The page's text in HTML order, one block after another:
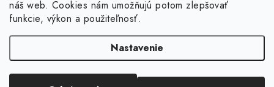
náš web. Cookies nám umožňujú potom zlepšovať
funkcie, výkon a použiteľnosť.
Nastavenie
VRÁTENIE TOVARU
KATALÓG OBUVI BIRKENSTOCK
KATALÓG OBUVI ARTRA
Veľkostná tabuľka obuvi SKECHER
Veľkostná tabuľka obuvi ARTRA
Veľkostná tabuľka obuvi Shoes for Crews
Posledné hodnotenie produktov
. Všetky práva vyhradené.Upraviť nastavenie